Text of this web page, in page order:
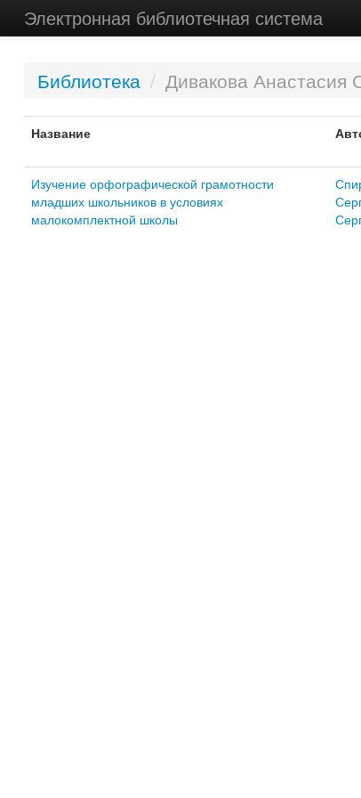
Электронная библиотечная система
Библиотека / Дивакова Анастасия
Название
Изучение орфографической грамотности
младших школьников в условиях
малокомплектной школы